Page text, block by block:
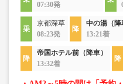
07:30発
京都深草
08:23発
中の湯（降
13:21着
帝国ホテル前（降車）
13:32着